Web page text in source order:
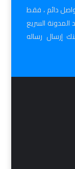
دائم ، فقط
المدونة السريع
إرسال رساله